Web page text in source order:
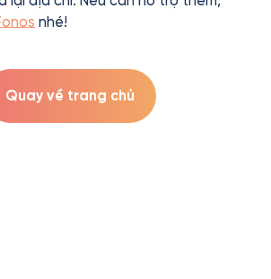
nhé!
Quay về trang chủ